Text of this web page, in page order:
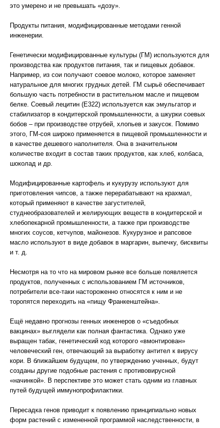
это умерено и не превышать «дозу».
Продукты питания, модифицированные методами генной
инженерии.
Генетически модифицированные культуры (ГМ) используются для
производства как продуктов питания, так и пищевых добавок.
Например, из сои получают соевое молоко, которое заменяет
натуральное для многих грудных детей. ГМ сырьё обеспечивает
большую часть потребности в растительном масле и пищевом
белке. Соевый лецитин (Е322) используется как эмульгатор и
стабилизатор в кондитерской промышленности, а шкурки соевых
бобов – при производстве отрубей, хлопьев и закусок. Помимо
этого, ГМ-соя широко применяется в пищевой промышленности и
в качестве дешевого наполнителя. Она в значительном
количестве входит в состав таких продуктов, как хлеб, колбаса,
шоколад и др.
Модифицированные картофель и кукурузу используют для
приготовления чипсов, а также перерабатывают на крахмал,
который применяют в качестве загустителей,
студнеобразователей и желирующих веществ в кондитерской и
хлебопекарной промышленности, а также при производстве
многих соусов, кетчупов, майонезов. Кукурузное и рапсовое
масло используют в виде добавок в маргарин, выпечку, бисквиты
и т. д.
Несмотря на то что на мировом рынке все больше появляется
продуктов, полученных с использованием ГМ источников,
потребители все-таки настороженно относятся к ним и не
торопятся переходить на «пищу Франкенштейна».
Ещё недавно прогнозы генных инженеров о «съедобных
вакцинах» выглядели как полная фантастика. Однако уже
выращен табак, генетический код которого «вмонтирован»
человеческий ген, отвечающий за выработку антител к вирусу
кори. В ближайшем будущем, по утверждению ученных, будут
созданы другие подобные растения с противовирусной
«начинкой». В перспективе это может стать одним из главных
путей будущей иммунопрофилактики.
Пересадка генов приводит к появлению принципиально новых
форм растений с измененной программой наследственности, в